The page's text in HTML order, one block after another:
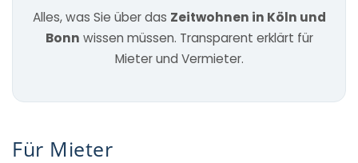
Alles, was Sie über das Zeitwohnen in Köln und
Bonn wissen müssen. Transparent erklärt für
Mieter und Vermieter.
Für Mieter